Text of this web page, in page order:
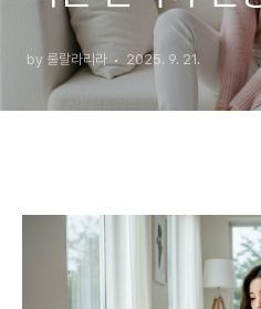
by 룰랄라리라 2025. 9. 21.